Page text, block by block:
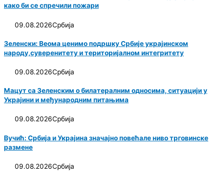
како би се спречили пожари
09.08.2026Србија
Зеленски: Веома ценимо подршку Србије украјинском
народу,суверенитету и територијалном интегритету
09.08.2026Србија
Мацут са Зеленским о билатералним односима, ситуацији у
Украјини и међународним питањима
09.08.2026Србија
Вучић: Србија и Украјина значајно повећале ниво трговинске
размене
09.08.2026Србија